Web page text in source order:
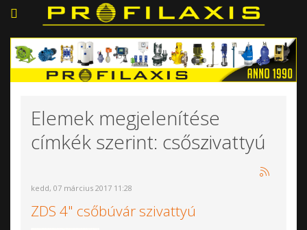
Elemek megjelenítése
címkék szerint: csőszivattyú
kedd, 07 március 2017 11:28
ZDS 4" csőbúvár szivattyú